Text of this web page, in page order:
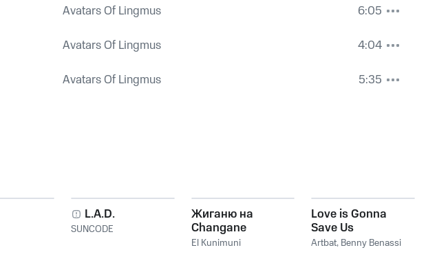
Avatars Of Lingmus
6:05
Avatars Of Lingmus
4:04
Avatars Of Lingmus 5:35
L.A.D.
SUNCODE
Жиганю на
Changane
El Kunimuni
Love is Gonna
Save Us
Artbat, Benny Benassi